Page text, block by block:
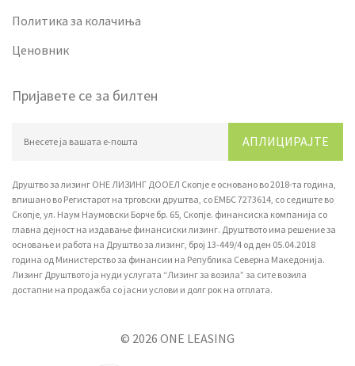
Политика за колачиња
Ценовник
Пријавете се за билтен
АПЛИЦИРАЈТЕ
Друштво за лизинг ОНЕ ЛИЗИНГ ДООЕЛ Скопје е основано во 2018-та година,
впишано вo Регистарот на трговски друштва, со ЕМБС 7273614, со седиште во
Скопје, ул. Наум Наумовски Борче бр. 65, Скопје. финансиска компанија со
главна дејност на издавање финансиски лизинг. Друштвото има решение за
основање и работа на Друштво за лизинг, број 13-449/4 од ден 05.04.2018
година од Министерство за финансии на Република Северна Македонија.
Лизинг Друштвото ја нуди услугата “Лизинг за возила” за сите возила
достапни на продажба со јасни услови и долг рок на отплата.
© 2026 ONE LEASING